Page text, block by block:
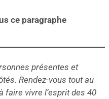
ce paragraphe
présentes et
Rendez-vous tout au
faire vivre l’esprit des 40